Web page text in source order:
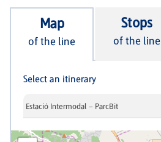
Map
of the line
Stops
of the line